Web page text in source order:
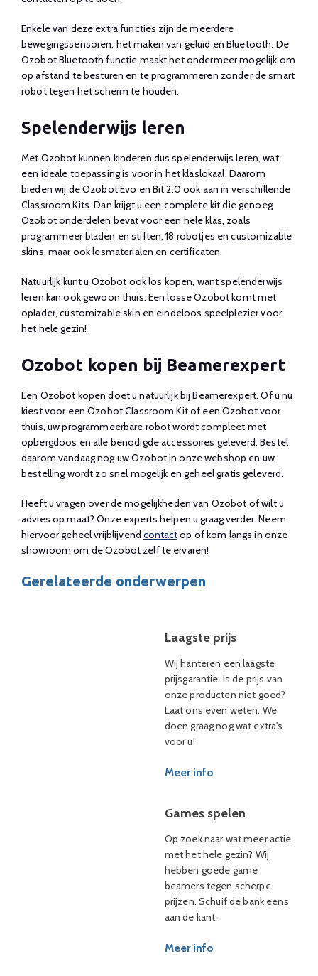
Enkele van deze extra functies zijn de meerdere
bewegingssensoren, het maken van geluid en Bluetooth. De
Ozobot Bluetooth functie maakt het ondermeer mogelijk om
op afstand te besturen en te programmeren zonder de smart
robot tegen het scherm te houden.
Spelenderwijs leren
Met Ozobot kunnen kinderen dus spelenderwijs leren, wat
een ideale toepassing is voor in het klaslokaal. Daarom
bieden wij de Ozobot Evo en Bit 2.0 ook aan in verschillende
Classroom Kits. Dan krijgt u een complete kit die genoeg
Ozobot onderdelen bevat voor een hele klas, zoals
programmeer bladen en stiften, 18 robotjes en customizable
skins, maar ook lesmaterialen en certificaten.
Natuurlijk kunt u Ozobot ook los kopen, want spelenderwijs
leren kan ook gewoon thuis. Een losse Ozobot komt met
oplader, customizable skin en eindeloos speelplezier voor
het hele gezin!
Ozobot kopen bij Beamerexpert
Een Ozobot kopen doet u natuurlijk bij Beamerexpert. Of u nu
kiest voor een Ozobot Classroom Kit of een Ozobot voor
thuis, uw programmeerbare robot wordt compleet met
opbergdoos en alle benodigde accessoires geleverd. Bestel
daarom vandaag nog uw Ozobot in onze webshop en uw
bestelling wordt zo snel mogelijk en geheel gratis geleverd.
Heeft u vragen over de mogelijkheden van Ozobot of wilt u
advies op maat? Onze experts helpen u graag verder. Neem
hiervoor geheel vrijblijvendcontactop of kom langs in onze
showroom om de Ozobot zelf te ervaren!
Gerelateerde onderwerpen
Laagste prijs
Wij hanteren een laagste
prijsgarantie. Is de prijs van
onze producten niet goed?
Laat ons even weten. We
doen graag nog wat extra's
voor u!
Meer info
Games spelen
Op zoek naar wat meer actie
met het hele gezin? Wij
hebben goede game
beamers tegen scherpe
prijzen. Schuif de bank eens
aan de kant.
Meer info